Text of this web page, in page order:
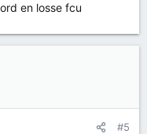
en losse fcu
#5